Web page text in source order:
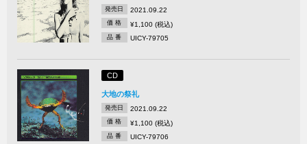
発売日 2021.09.22
価 格 ¥1,100 (税込)
品 番 UICY-79705
CD
大地の祭礼
発売日 2021.09.22
価 格 ¥1,100 (税込)
品 番 UICY-79706